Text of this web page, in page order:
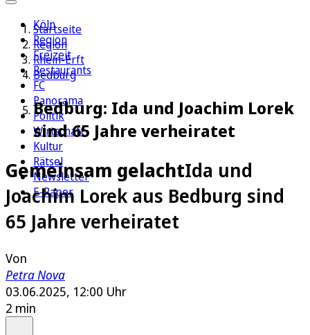
Köln
Region
Freizeit
Restaurants
FC
Panorama
Politik
Wirtschaft
Kultur
Rätsel
Newsletter
E-Paper
Startseite
Region
Rhein-Erft
Bedburg
Bedburg: Ida und Joachim Lorek
sind 65 Jahre verheiratet
Gemeinsam gelachtIda und
Joachim Lorek aus Bedburg sind
65 Jahre verheiratet
Von
Petra Nova
03.06.2025, 12:00 Uhr
2 min